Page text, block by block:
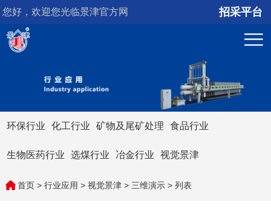
您好，欢迎您光临景津官方网
站！
招采平台
环保行业 化工行业 矿物及尾矿处理 食品行业
生物医药行业 选煤行业 冶金行业 视觉景津
首页> 行业应用 > 视觉景津> 三维演示> 列表